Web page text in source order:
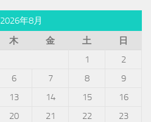
2026年8月
木 金 土
日
1
2
6 7 8
9
13 14 15
16
20 21 22
23